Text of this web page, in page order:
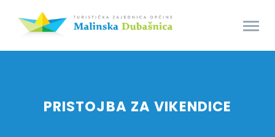
PRISTOJBA ZA VIKENDICE